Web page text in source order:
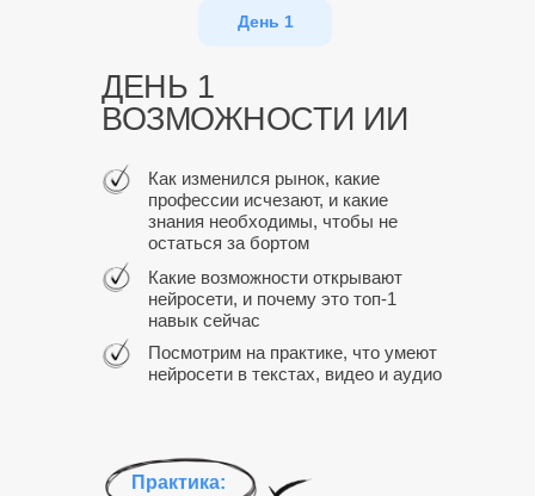
Практика:
Как изменился рынок, какие
профессии исчезают, и какие
знания необходимы, чтобы не
остаться за бортом
Какие возможности открывают
нейросети, и почему это топ-1
навык сейчас
Посмотрим на практике, что умеют
нейросети в текстах, видео и аудио
ДЕНЬ 1
ВОЗМОЖНОСТИ ИИ
День 1